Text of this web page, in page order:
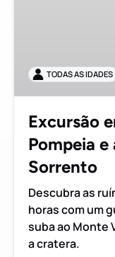
Pompeia
e
Vesúvio
saindo
Sorrento
TODAS AS IDADES
Excursão
Pompeia
Sorrento
Descubra as
horas com um
suba ao Monte
a cratera.